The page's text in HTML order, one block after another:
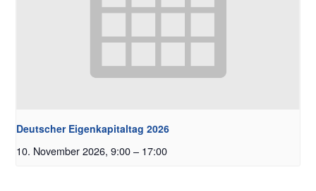
Deutscher Eigenkapitaltag 2026
10. November 2026, 9:00 – 17:00